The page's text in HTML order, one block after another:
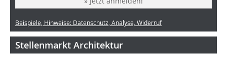
Beispiele, Hinweise: Datenschutz, Analyse, Widerruf
Stellenmarkt Architektur